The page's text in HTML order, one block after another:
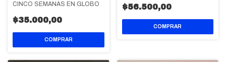
CINCO SEMANAS EN GLOBO
$35.000,00
$56.500,00